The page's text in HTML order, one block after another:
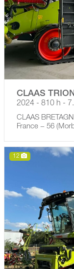
CLAAS
2024 - 810 h -
CLAAS
France − 56
12